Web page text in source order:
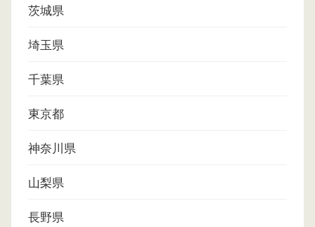
茨城県
埼玉県
千葉県
東京都
神奈川県
山梨県
長野県